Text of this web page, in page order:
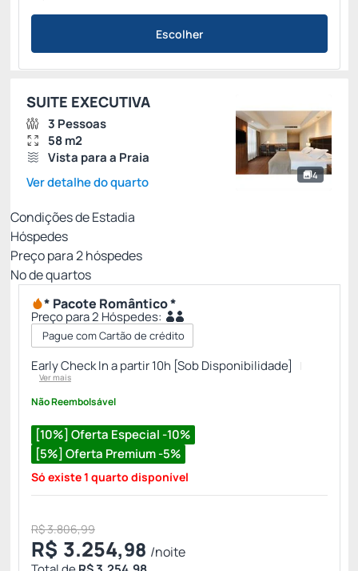
Escolher
4
SUITE EXECUTIVA
3 Pessoas
58 m2
Vista para a Praia
Ver detalhe do quarto
Condições de Estadia
Hóspedes
Preço para2hóspedes
Nº de quartos
* Pacote Romântico *
Preço para 2 Hóspedes:
Pague com Cartão de crédito
[10%] Oferta Especial -10%
[5%] Oferta Premium -5%
Early Check In a partir 10h [Sob Disponibilidade]
Ver mais
Não Reembolsável
Só existe 1 quarto disponível
R$ 3.806,99
R$ 3.254,98 /noite